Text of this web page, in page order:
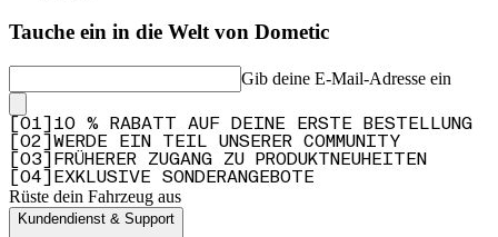
Tauche ein in die Welt von Dometic
Gib deine E-Mail-Adresse ein
01
10 % RABATT AUF DEINE ERSTE BESTELLUNG
02
WERDE EIN TEIL UNSERER COMMUNITY
03
FRÜHERER ZUGANG ZU PRODUKTNEUHEITEN
04 EXKLUSIVE SONDERANGEBOTE
Rüste dein Fahrzeug aus
Kundendienst & Support